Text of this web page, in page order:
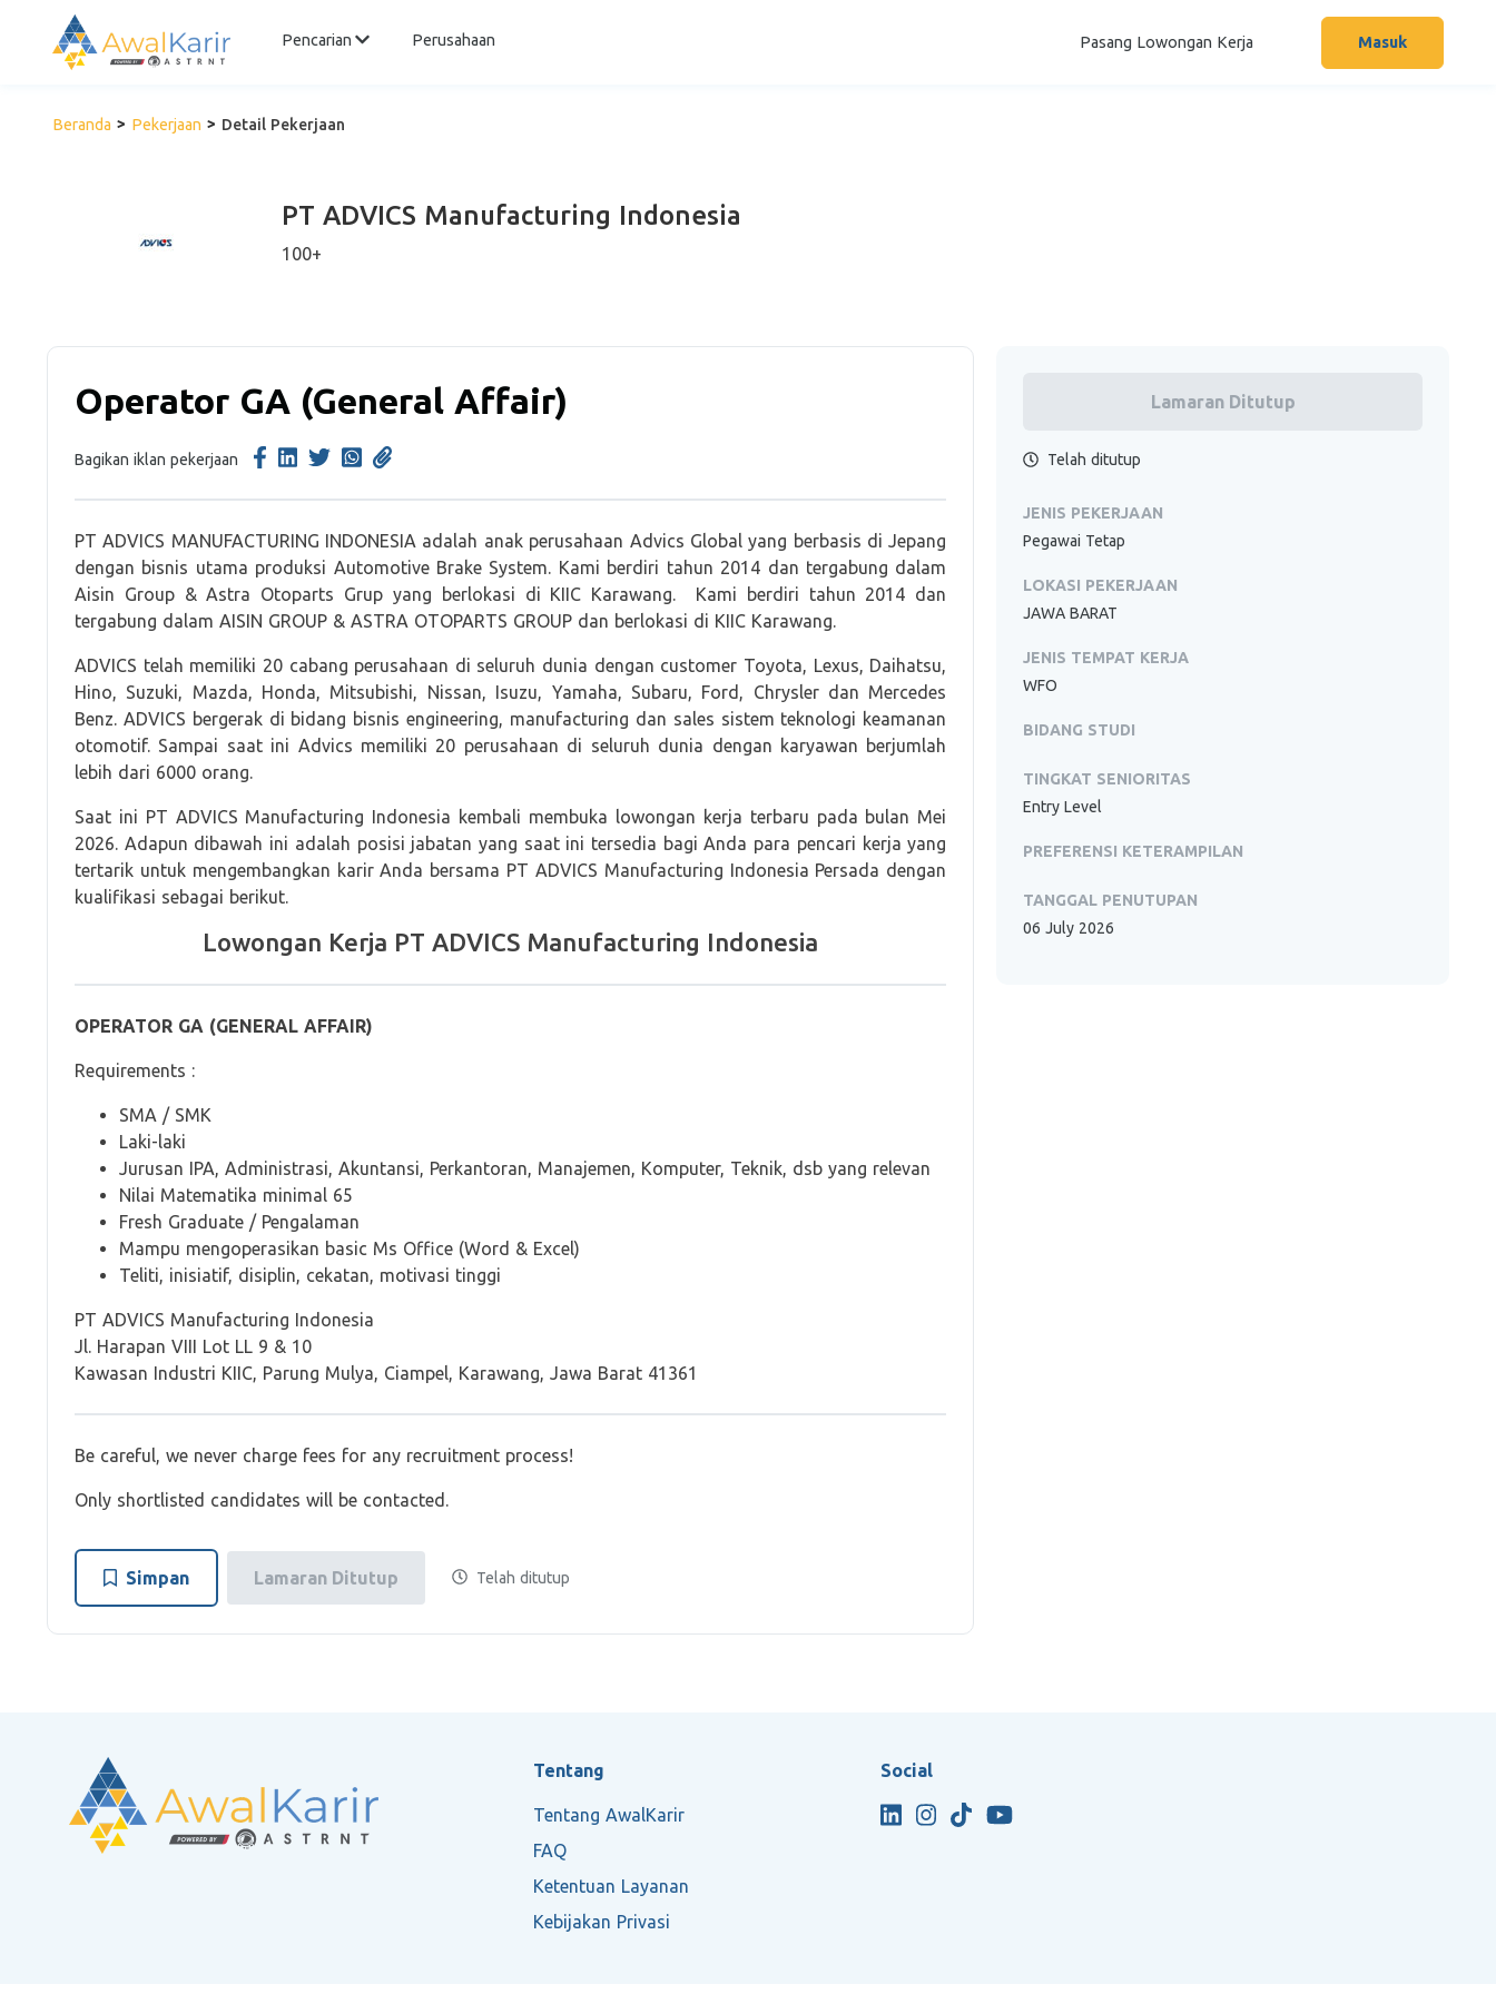
Pencarian Perusahaan Pasang Lowongan Kerja Masuk
Beranda Pekerjaan Detail Pekerjaan
PT ADVICS Manufacturing Indonesia
100+
Operator GA (General Affair)
Bagikan iklan pekerjaan
PT ADVICS MANUFACTURING INDONESIA adalah anak perusahaan Advics Global yang berbasis di Jepang
dengan bisnis utama produksi Automotive Brake System. Kami berdiri tahun 2014 dan tergabung dalam
Aisin Group & Astra Otoparts Grup yang berlokasi di KIIC Karawang. Kami berdiri tahun 2014 dan
tergabung dalam AISIN GROUP & ASTRA OTOPARTS GROUP dan berlokasi di KIIC Karawang.
ADVICS telah memiliki 20 cabang perusahaan di seluruh dunia dengan customer Toyota, Lexus, Daihatsu,
Hino, Suzuki, Mazda, Honda, Mitsubishi, Nissan, Isuzu, Yamaha, Subaru, Ford, Chrysler dan Mercedes
Benz. ADVICS bergerak di bidang bisnis engineering, manufacturing dan sales sistem teknologi keamanan
otomotif. Sampai saat ini Advics memiliki 20 perusahaan di seluruh dunia dengan karyawan berjumlah
lebih dari 6000 orang.
Saat ini PT ADVICS Manufacturing Indonesia kembali membuka lowongan kerja terbaru pada bulan Mei
2026. Adapun dibawah ini adalah posisi jabatan yang saat ini tersedia bagi Anda para pencari kerja yang
tertarik untuk mengembangkan karir Anda bersama PT ADVICS Manufacturing Indonesia Persada dengan
kualifikasi sebagai berikut.
Lowongan Kerja PT ADVICS Manufacturing Indonesia
OPERATOR GA (GENERAL AFFAIR)
Requirements :
SMA / SMK
Laki-laki
Jurusan IPA, Administrasi, Akuntansi, Perkantoran, Manajemen, Komputer, Teknik, dsb yang relevan
Nilai Matematika minimal 65
Fresh Graduate / Pengalaman
Mampu mengoperasikan basic Ms Office (Word & Excel)
Teliti, inisiatif, disiplin, cekatan, motivasi tinggi
PT ADVICS Manufacturing Indonesia
Jl. Harapan VIII Lot LL 9 & 10
Kawasan Industri KIIC, Parung Mulya, Ciampel, Karawang, Jawa Barat 41361
Be careful, we never charge fees for any recruitment process!
Only shortlisted candidates will be contacted.
Simpan Lamaran Ditutup Telah ditutup
Lamaran Ditutup
Telah ditutup
JENIS PEKERJAAN
Pegawai Tetap
LOKASI PEKERJAAN
JAWA BARAT
JENIS TEMPAT KERJA
WFO
BIDANG STUDI
TINGKAT SENIORITAS
Entry Level
PREFERENSI KETERAMPILAN
TANGGAL PENUTUPAN
06 July 2026
Tentang
Tentang AwalKarir
FAQ
Ketentuan Layanan
Kebijakan Privasi
Social